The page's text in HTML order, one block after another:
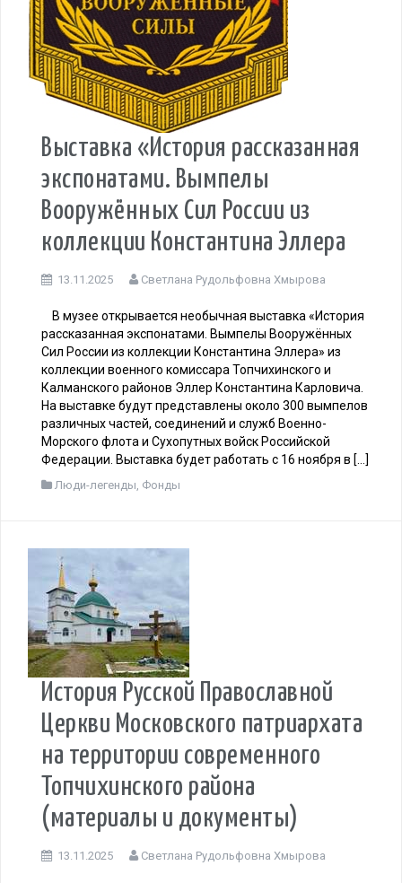
Выставка «История рассказанная
экспонатами. Вымпелы
Вооружённых Сил России из
коллекции Константина Эллера
13.11.2025 Светлана Рудольфовна Хмырова
В музее открывается необычная выставка «История
рассказанная экспонатами. Вымпелы Вооружённых
Сил России из коллекции Константина Эллера» из
коллекции военного комиссара Топчихинского и
Калманского районов Эллер Константина Карловича.
На выставке будут представлены около 300 вымпелов
различных частей, соединений и служб Военно-
Морского флота и Сухопутных войск Российской
Федерации. Выставка будет работать с 16 ноября в […]
Люди-легенды, Фонды
История Русской Православной
Церкви Московского патриархата
на территории современного
Топчихинского района
(материалы и документы)
13.11.2025 Светлана Рудольфовна Хмырова